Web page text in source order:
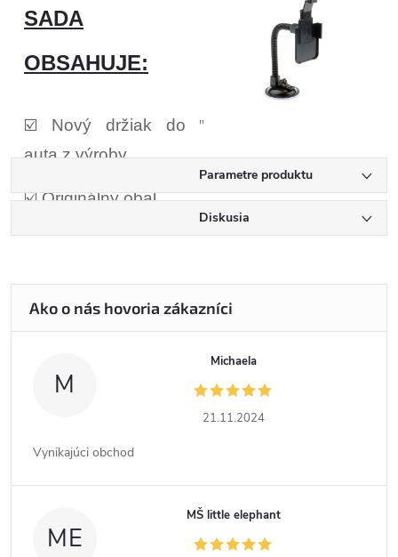
SADA
OBSAHUJE:
☑️ Nový držiak do
auta z výroby
☑️ Originálny obal
"
Parametre produktu
Diskusia
M
Michaela
21.11.2024
Vynikajúci obchod
ME
MŠ little elephant